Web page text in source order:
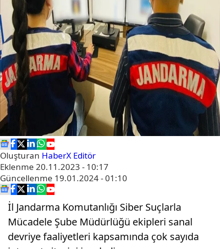
Oluşturan HaberX Editör
Eklenme 20.11.2023 - 10:17
Güncellenme 19.01.2024 - 01:10
İl Jandarma Komutanlığı Siber Suçlarla
Mücadele Şube Müdürlüğü ekipleri sanal
devriye faaliyetleri kapsamında çok sayıda